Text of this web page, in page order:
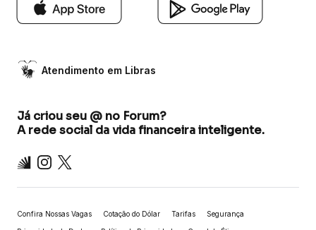
Atendimento em Libras
Já criou seu @ no Forum?
A rede social da vida financeira inteligente.
Inter Instagram
X
Confira Nossas Vagas Cotação do Dólar Tarifas Segurança